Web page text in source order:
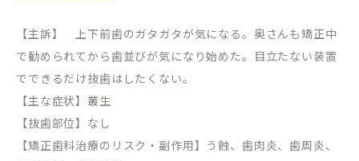
【主訴】 上下前歯のガタガタが気になる。奥さんも矯正中
で勧められてから歯並びが気になり始めた。目立たない装置
でできるだけ抜歯はしたくない。
【主な症状】叢生
【抜歯部位】なし
【矯正歯科治療のリスク・副作用】う蝕、歯肉炎、歯周炎、